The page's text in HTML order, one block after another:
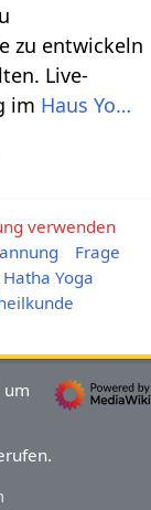
zu entwickeln
Live-
im Haus Yo…
verwenden
Frage
Yoga
um